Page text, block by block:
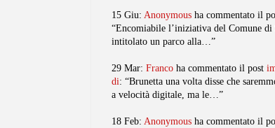
15 Giu: Anonymous ha commentato il
“Encomiabile l’iniziativa del Comune
intitolato un parco alla…”
29 Mar: Franco ha commentato il post
di: “Brunetta una volta disse che
a velocità digitale, ma le…”
18 Feb: Anonymous ha commentato il